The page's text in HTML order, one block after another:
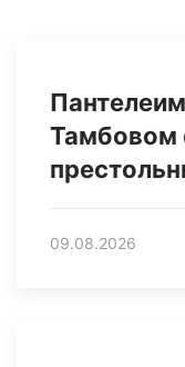
Тамбовом
09.08.2026